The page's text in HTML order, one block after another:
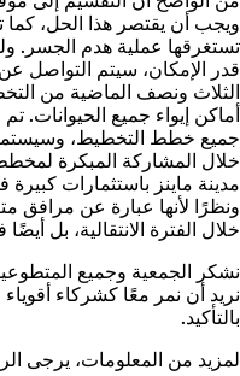
ويجب أن يقتصر هذا الحل، كما
تستغرقها عملية هدم الجسر.
قدر الإمكان، سيتم التواصل
الثلاث ونصف الماضية من
أماكن إيواء جميع الحيوانات.
جميع خطط التخطيط، وسيستمر
خلال المشاركة المبكرة
مدينة ماينز باستثمارات
ونظرًا لأنها عبارة عن مرافق
خلال الفترة الانتقالية، بل
نشكر الجمعية وجميع
نريد أن نمر معًا كشركاء
بالتأكيد.
لمزيد من المعلومات، يرجى